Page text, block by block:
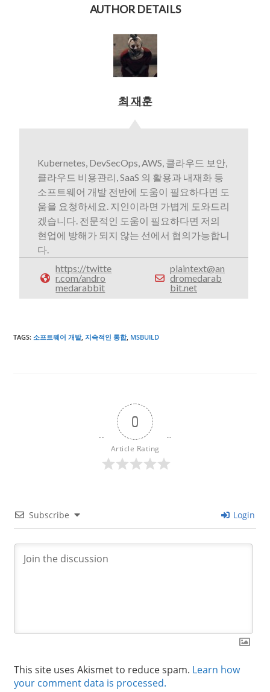
AUTHOR DETAILS
최 재훈
Kubernetes, DevSecOps, AWS, 클라우드 보안,
클라우드 비용관리, SaaS 의 활용과 내재화 등
소프트웨어 개발 전반에 도움이 필요하다면 도
움을 요청하세요. 지인이라면 가볍게 도와드리
겠습니다. 전문적인 도움이 필요하다면 저의
현업에 방해가 되지 않는 선에서 협의가능합니
다.
https://twitte
r.com/andro
medarabbit
plaintext@an
dromedarab
bit.net
TAGS:소프트웨어 개발, 지속적인 통합, MSBUILD
0
Article Rating
Subscribe Login
This site uses Akismet to reduce spam. Learn how
your comment data is processed.